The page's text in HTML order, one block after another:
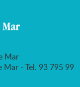
Mar
Mar - Tel. 93 795 99